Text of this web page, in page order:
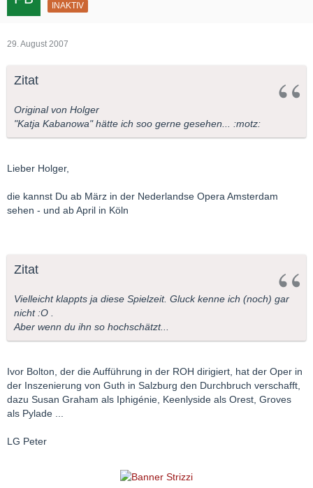
INAKTIV
29. August 2007
Zitat
Original von Holger
"Katja Kabanowa" hätte ich soo gerne gesehen... :motz:
Lieber Holger,
die kannst Du ab März in der Nederlandse Opera Amsterdam
sehen - und ab April in Köln
Zitat
Vielleicht klappts ja diese Spielzeit. Gluck kenne ich (noch) gar
nicht :O .
Aber wenn du ihn so hochschätzt...
Ivor Bolton, der die Aufführung in der ROH dirigiert, hat der Oper in
der Inszenierung von Guth in Salzburg den Durchbruch verschafft,
dazu Susan Graham als Iphigénie, Keenlyside als Orest, Groves
als Pylade ...
LG Peter